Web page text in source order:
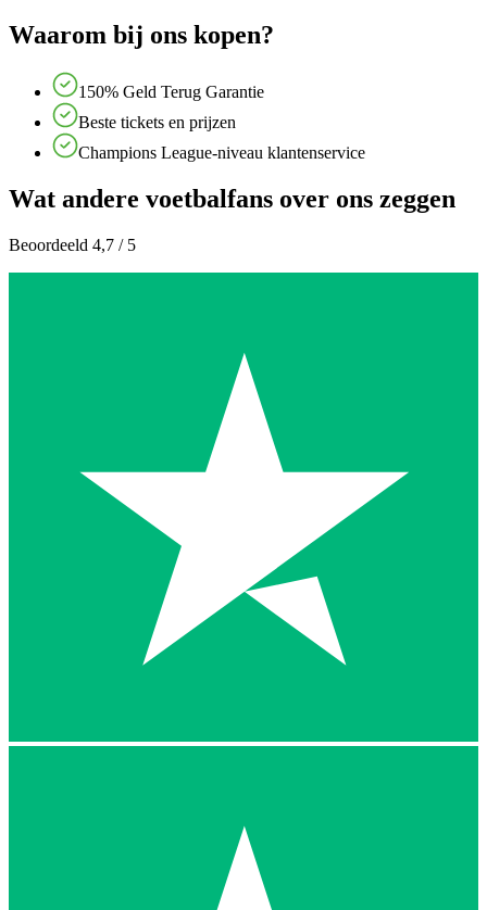
Waarom bij ons kopen?
150% Geld Terug Garantie
Beste tickets en prijzen
Champions League-niveau klantenservice
Wat andere voetbalfans over ons zeggen
Beoordeeld 4,7 / 5